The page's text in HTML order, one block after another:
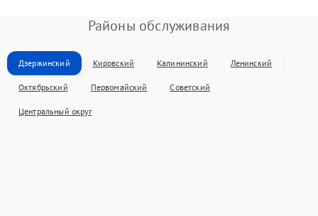
Районы обслуживания
Дзержинский Кировский Калининский Ленинский
Октябрьский Первомайский Советский
Центральный округ